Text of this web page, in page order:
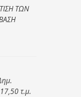
ΤΩΝ
τ.μ.